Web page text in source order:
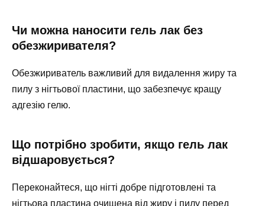
Чи можна наносити гель лак без
обезжиривателя?
Обезжириватель важливий для видалення жиру та
пилу з нігтьової пластини, що забезпечує кращу
адгезію гелю.
Що потрібно зробити, якщо гель лак
відшаровується?
Переконайтеся, що нігті добре підготовлені та
нігтьова пластина очищена від жиру і пилу перед